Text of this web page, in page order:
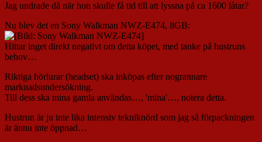
Jag undrade då när hon skulle få tid till att lyssna på ca 1600 låtar?
Nu blev det en Sony Walkman NWZ-E474, 8GB:
Hittar inget direkt negativt om detta köpet, med tanke på hustruns
behov…
Riktiga hörlurar (headset) ska inköpas efter nogrannare
marknadsundersökning.
Till dess ska mina gamla användas…, 'mina'…, notera detta.
Hustrun är ju inte lika intensiv tekniknörd som jag så förpackningen
är ännu inte öppnad…